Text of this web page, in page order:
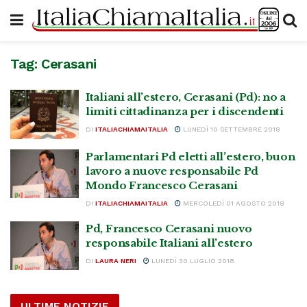
Tag: Cerasani
Italiani all’estero, Cerasani (Pd): no a
limiti cittadinanza per i discendenti
DI ITALIACHIAMAITALIA LUNEDÌ 10 SETTEMBRE 2018
Parlamentari Pd eletti all’estero, buon
lavoro a nuove responsabile Pd
Mondo Francesco Cerasani
DI ITALIACHIAMAITALIA MERCOLEDÌ 01 AGOSTO 2018
Pd, Francesco Cerasani nuovo
responsabile Italiani all’estero
DI LAURA NERI LUNEDÌ 30 LUGLIO 2018